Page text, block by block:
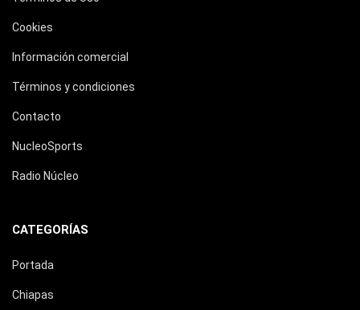
Cookies
Información comercial
Términos y condiciones
Contacto
NucleoSports
Radio Núcleo
CATEGORÍAS
Portada
Chiapas